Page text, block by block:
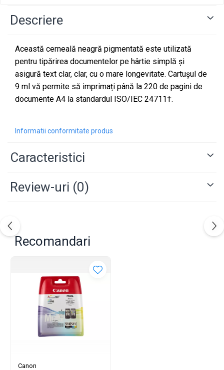
Descriere
Această cerneală neagră pigmentată este utilizată
pentru tipărirea documentelor pe hârtie simplă și
asigură text clar, clar, cu o mare longevitate. Cartușul de
9 ml vă permite să imprimați până la 220 de pagini de
documente A4 la standardul ISO/IEC 24711†.
Informatii conformitate produs
Caracteristici
Review-uri (0)
Recomandari
Canon